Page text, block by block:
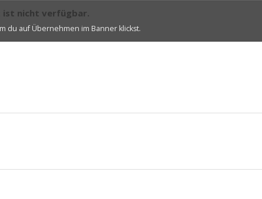
ist nicht verfügbar.
du auf Übernehmen im Banner klickst.